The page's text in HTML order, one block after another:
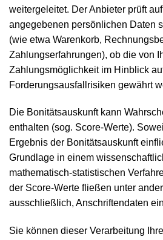
weitergeleitet. Der Anbieter prüft
angegebenen persönlichen Daten
(wie etwa Warenkorb,
Zahlungserfahrungen), ob die von
Zahlungsmöglichkeit im Hinblick
Forderungsausfallrisiken gewährt
Die Bonitätsauskunft kann
enthalten (sog. Score-Werte).
Ergebnis der Bonitätsauskunft
Grundlage in einem
mathematisch-statistischen
der Score-Werte fließen unter
ausschließlich, Anschriftendaten
Sie können dieser Verarbeitung